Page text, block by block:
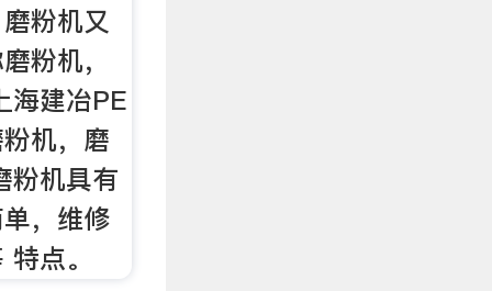
粉机又
粉机，
海建冶PE
机，磨
粉机具有
，维修
点。